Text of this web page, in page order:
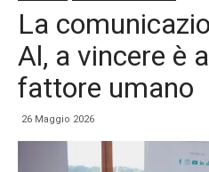
La
Al, a vincere è
fattore umano
26 Maggio 2026